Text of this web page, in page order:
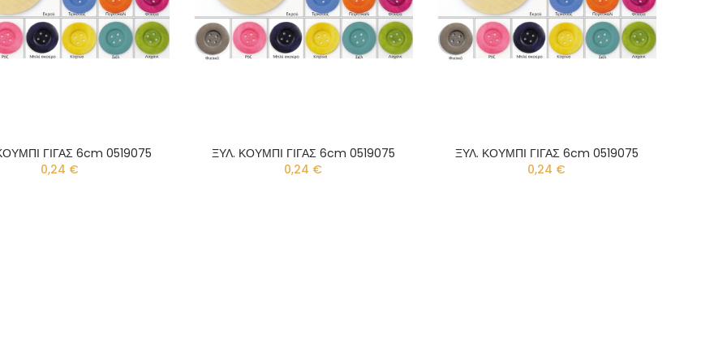
ΓΙΓΑΣ 6cm 0519075
0,24 €
ΞΥΛ. ΚΟΥΜΠΙ ΓΙΓΑΣ 6cm 0519075
0,24 €
ΞΥΛ. ΚΟΥΜΠΙ ΓΙΓΑΣ 6cm 0519075
0,24 €